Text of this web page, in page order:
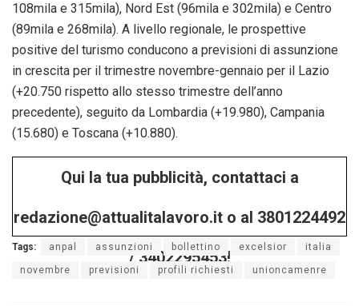
108mila e 315mila), Nord Est (96mila e 302mila) e Centro
(89mila e 268mila). A livello regionale, le prospettive
positive del turismo conducono a previsioni di assunzione
in crescita per il trimestre novembre-gennaio per il Lazio
(+20.750 rispetto allo stesso trimestre dell’anno
precedente), seguito da Lombardia (+19.980), Campania
(15.680) e Toscana (+10.880).
Qui la tua pubblicità, contattaci a
redazione@attualitalavoro.it o al 3801224492
/ 3402295453!
Tags: anpal assunzioni bollettino excelsior italia
novembre previsioni profili richiesti unioncamenre